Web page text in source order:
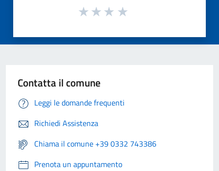
Contatta il comune
Leggi le domande frequenti
Richiedi Assistenza
Chiama il comune +39 0332 743386
Prenota un appuntamento